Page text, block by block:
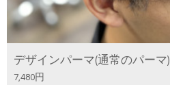
デザインパーマ(通常のパーマ)
7,480円